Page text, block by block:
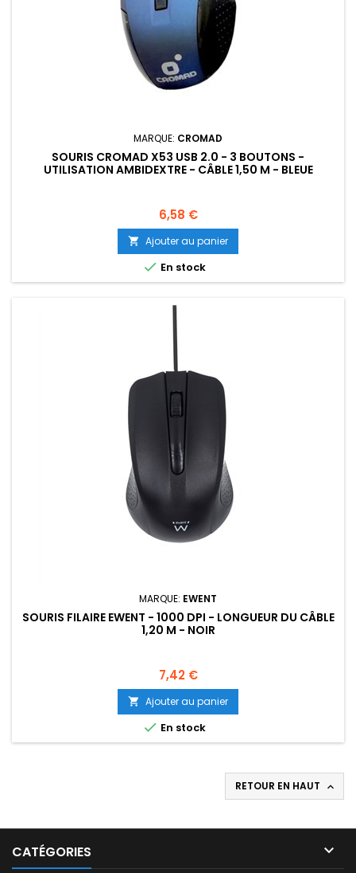
MARQUE: CROMAD
SOURIS CROMAD X53 USB 2.0 - 3 BOUTONS -
UTILISATION AMBIDEXTRE - CÂBLE 1,50 M - BLEUE
Prix
6,58 €
 Ajouter au panier
 En stock
MARQUE: EWENT
SOURIS FILAIRE EWENT - 1000 DPI - LONGUEUR DU CÂBLE
1,20 M - NOIR
Prix
7,42 €
 Ajouter au panier
 En stock
RETOUR EN HAUT 
CATÉGORIES 